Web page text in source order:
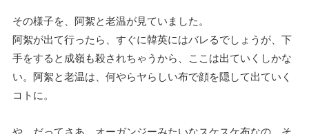
その様子を、阿絮と老温が見ていました。
阿絮が出て行ったら、すぐに韓英にはバレるでしょうが、下
手をすると成嶺も殺されちゃうから、ここは出ていくしかな
い。阿絮と老温は、何やらヤらしい布で顔を隠して出ていく
コトに。